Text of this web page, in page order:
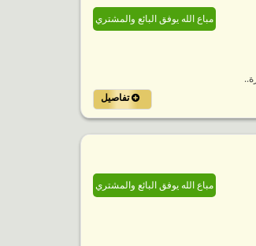
مباع الله يوفق البائع والمشتري
تفاصيل
مباع الله يوفق البائع والمشتري